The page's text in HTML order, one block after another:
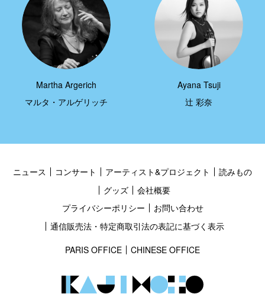
Martha Argerich
マルタ・アルゲリッチ
Ayana Tsuji
辻 彩奈
ニュース コンサート アーティスト&プロジェクト
読みもの
グッズ
会社概要
プライバシーポリシー
お問い合わせ
通信販売法・特定商取引法の表記に基づく表示
PARIS OFFICE
CHINESE OFFICE